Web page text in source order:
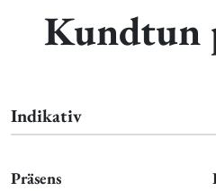
Kundtun
Indikativ
Präsens